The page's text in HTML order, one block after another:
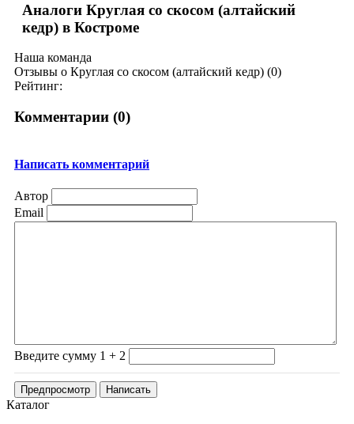
Аналоги Круглая со скосом (алтайский
кедр) в Костроме
Наша команда
Отзывы о Круглая со скосом (алтайский кедр) (0)
Рейтинг:
Комментарии (0)
Написать комментарий
Автор
Email
Введите сумму 1 + 2
Каталог